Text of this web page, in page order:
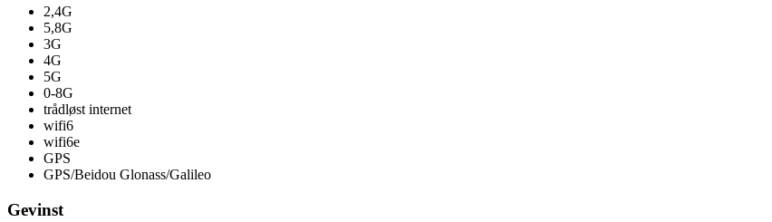
2,4G
5,8G
3G
4G
5G
0-8G
trådløst internet
wifi6
wifi6e
GPS
GPS/Beidou Glonass/Galileo
Gevinst